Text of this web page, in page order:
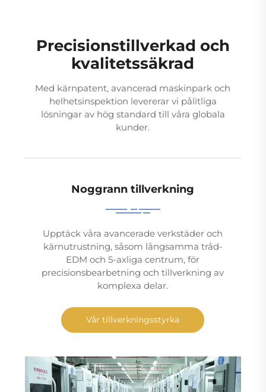
Precisionstillverkad och
kvalitetssäkrad
Med kärnpatent, avancerad maskinpark och
helhetsinspektion levererar vi pålitliga
lösningar av hög standard till våra globala
kunder.
Noggrann tillverkning
Upptäck våra avancerade verkstäder och
kärnutrustning, såsom långsamma tråd-
EDM och 5-axliga centrum, för
precisionsbearbetning och tillverkning av
komplexa delar.
Vår tillverkningsstyrka